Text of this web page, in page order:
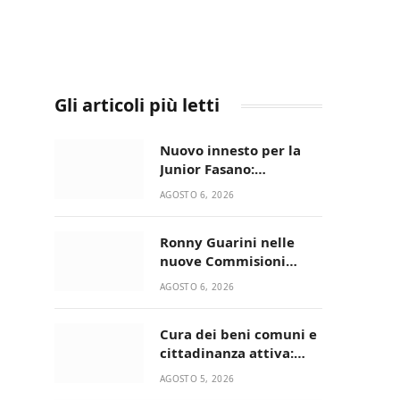
Gli articoli più letti
Nuovo innesto per la
Junior Fasano:
ingaggiato il
AGOSTO 6, 2026
Ronny Guarini nelle
nuove Commisioni
Acisport
AGOSTO 6, 2026
Cura dei beni comuni e
cittadinanza attiva:
online l’avviso per la
AGOSTO 5, 2026